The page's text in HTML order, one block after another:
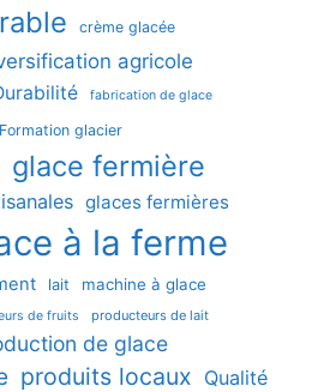
crème glacée
agricole
fabrication de glace
Formation glacier
glace fermière
glaces fermières
à la ferme
lait machine à glace
de fruits producteurs de lait
de glace
produits locaux Qualité